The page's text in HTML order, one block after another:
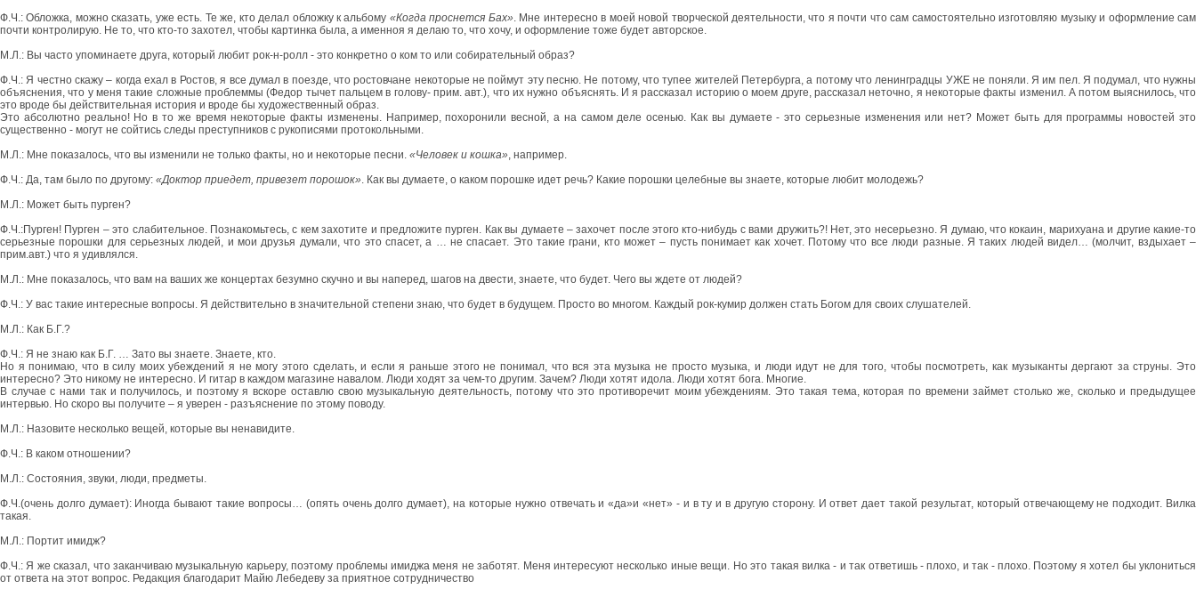
Ф.Ч.: Обложка, можно сказать, уже есть. Те же, кто делал обложку к альбому «Когда проснется Бах». Мне интересно в моей новой творческой деятельности, что я почти что сам самостоятельно изготовляю музыку и оформление сам
почти контролирую. Не то, что кто-то захотел, чтобы картинка была, а именноя я делаю то, что хочу, и оформление тоже будет авторское.
М.Л.: Вы часто упоминаете друга, который любит рок-н-ролл - это конкретно о ком то или собирательный образ?
Ф.Ч.: Я честно скажу – когда ехал в Ростов, я все думал в поезде, что ростовчане некоторые не поймут эту песню. Не потому, что тупее жителей Петербурга, а потому что ленинградцы УЖЕ не поняли. Я им пел. Я подумал, что нужны
объяснения, что у меня такие сложные проблеммы (Федор тычет пальцем в голову- прим. авт.), что их нужно объяснять. И я рассказал историю о моем друге, рассказал неточно, я некоторые факты изменил. А потом выяснилось, что
это вроде бы действительная история и вроде бы художественный образ.
Это абсолютно реально! Но в то же время некоторые факты изменены. Например, похоронили весной, а на самом деле осенью. Как вы думаете - это серьезные изменения или нет? Может быть для программы новостей это
существенно - могут не сойтись следы преступников с рукописями протокольными.
М.Л.: Мне показалось, что вы изменили не только факты, но и некоторые песни. «Человек и кошка», например.
Ф.Ч.: Да, там было по другому: «Доктор приедет, привезет порошок». Как вы думаете, о каком порошке идет речь? Какие порошки целебные вы знаете, которые любит молодежь?
М.Л.: Может быть пурген?
Ф.Ч.:Пурген! Пурген – это слабительное. Познакомьтесь, с кем захотите и предложите пурген. Как вы думаете – захочет после этого кто-нибудь с вами дружить?! Нет, это несерьезно. Я думаю, что кокаин, марихуана и другие какие-то
серьезные порошки для серьезных людей, и мои друзья думали, что это спасет, а … не спасает. Это такие грани, кто может – пусть понимает как хочет. Потому что все люди разные. Я таких людей видел… (молчит, вздыхает –
прим.авт.) что я удивлялся.
М.Л.: Мне показалось, что вам на ваших же концертах безумно скучно и вы наперед, шагов на двести, знаете, что будет. Чего вы ждете от людей?
Ф.Ч.: У вас такие интересные вопросы. Я действительно в значительной степени знаю, что будет в будущем. Просто во многом. Каждый рок-кумир должен стать Богом для своих слушателей.
М.Л.: Как Б.Г.?
Ф.Ч.: Я не знаю как Б.Г. … Зато вы знаете. Знаете, кто.
Но я понимаю, что в силу моих убеждений я не могу этого сделать, и если я раньше этого не понимал, что вся эта музыка не просто музыка, и люди идут не для того, чтобы посмотреть, как музыканты дергают за струны. Это
интересно? Это никому не интересно. И гитар в каждом магазине навалом. Люди ходят за чем-то другим. Зачем? Люди хотят идола. Люди хотят бога. Многие.
В случае с нами так и получилось, и поэтому я вскоре оставлю свою музыкальную деятельность, потому что это противоречит моим убеждениям. Это такая тема, которая по времени займет столько же, сколько и предыдущее
интервью. Но скоро вы получите – я уверен - разъяснение по этому поводу.
М.Л.: Назовите несколько вещей, которые вы ненавидите.
Ф.Ч.: В каком отношении?
М.Л.: Состояния, звуки, люди, предметы.
Ф.Ч.(очень долго думает): Иногда бывают такие вопросы… (опять очень долго думает), на которые нужно отвечать и «да»и «нет» - и в ту и в другую сторону. И ответ дает такой результат, который отвечающему не подходит. Вилка
такая.
М.Л.: Портит имидж?
Ф.Ч.: Я же сказал, что заканчиваю музыкальную карьеру, поэтому проблемы имиджа меня не заботят. Меня интересуют несколько иные вещи. Но это такая вилка - и так ответишь - плохо, и так - плохо. Поэтому я хотел бы уклониться
от ответа на этот вопрос. Редакция благодарит Майю Лебедеву за приятное сотрудничество